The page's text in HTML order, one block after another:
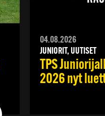
04.08.2026
JUNIORIT, UUTISET
TPS
2026 nyt